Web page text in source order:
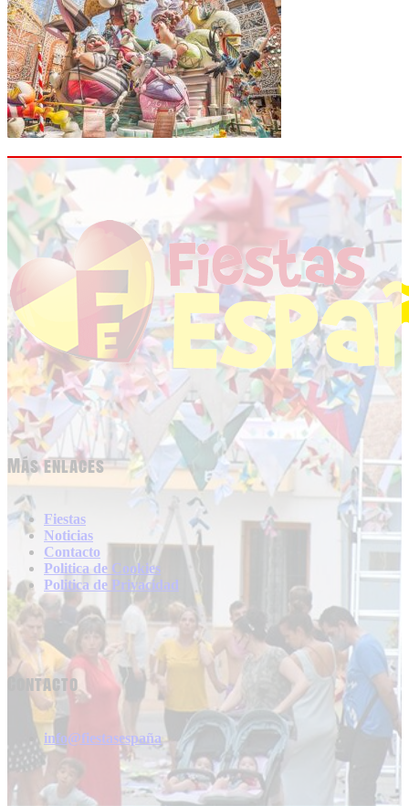
Más enlaces
Fiestas
Noticias
Contacto
Politica de Cookies
Politica de Privacidad
Contacto
info@fiestasespaña